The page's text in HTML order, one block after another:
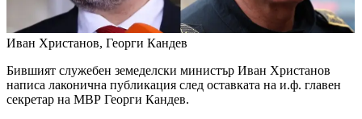
Иван Христанов, Георги Кандев
Бившият служебен земеделски министър Иван Христанов
написа лаконична публикация след оставката на и.ф. главен
секретар на МВР Георги Кандев.